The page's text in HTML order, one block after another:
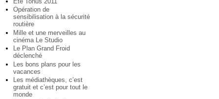
Opération de
sensibilisation à la sécurité
routière
Mille et une merveilles au
cinéma Le Studio
Le Plan Grand Froid
déclenché
Les bons plans pour les
vacances
Les médiathèques, c’est
gratuit et c’est pour tout le
monde